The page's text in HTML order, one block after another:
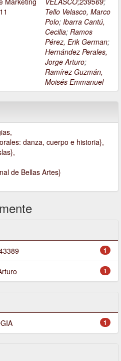
Tello Velasco, Marco
Polo; Ibarra Cantú,
Cecilia; Ramos
Pérez, Erik German;
Hernández Perales,
Jorge Arturo;
Ramírez Guzmán,
Moisés Emmanuel
danza, cuerpo e historia},
de Bellas Artes}
1
1
1